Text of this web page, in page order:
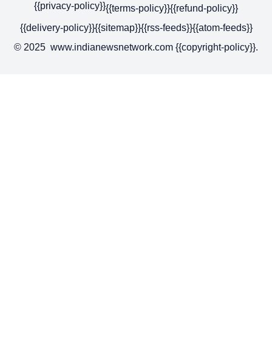
{{privacy-policy}}{{terms-policy}}{{refund-policy}}
{{delivery-policy}}{{sitemap}}{{rss-feeds}}{{atom-feeds}}
© 2025 www.indianewsnetwork.com {{copyright-policy}}.